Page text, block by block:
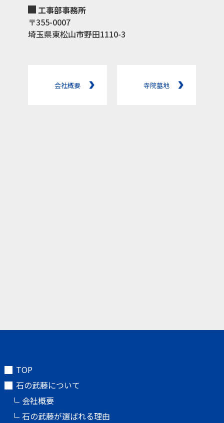
工事部事務所
〒355-0007
埼玉県東松山市野田1110-3
会社概要 寺院墓地
TOP
石の武藤について
会社概要
石の武藤が選ばれる理由